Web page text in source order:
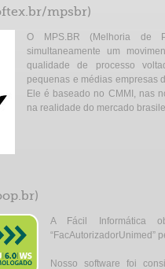
mpsbr)
O MPS.BR (Melhoria de
simultaneamente um
qualidade de processo
pequenas e médias empresas
Ele é baseado no CMMI, nas
na realidade do mercado
)
A Fácil Informática
“FacAutorizadorUnimed”
Nosso software foi